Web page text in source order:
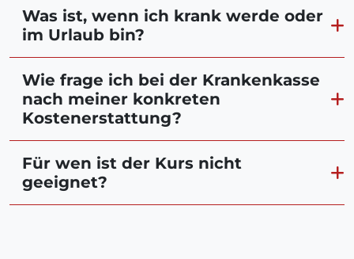
Was ist, wenn ich krank werde oder
im Urlaub bin?
Wie frage ich bei der Krankenkasse
nach meiner konkreten
Kostenerstattung?
Für wen ist der Kurs nicht
geeignet?